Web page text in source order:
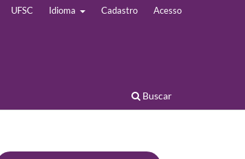
Buscar
UFSC Idioma Cadastro Acesso